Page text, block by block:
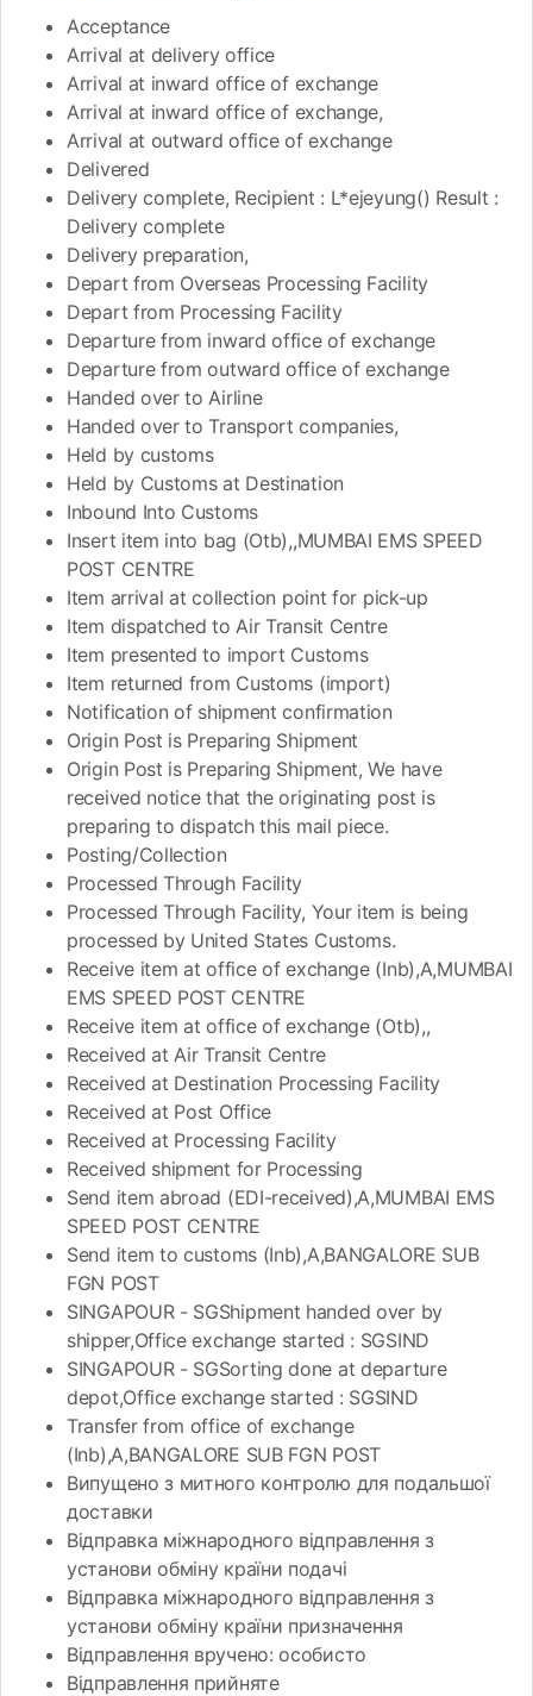
Acceptance
Arrival at delivery office
Arrival at inward office of exchange
Arrival at inward office of exchange,
Arrival at outward office of exchange
Delivered
Delivery complete, Recipient : L*ejeyung() Result :
Delivery complete
Delivery preparation,
Depart from Overseas Processing Facility
Depart from Processing Facility
Departure from inward office of exchange
Departure from outward office of exchange
Handed over to Airline
Handed over to Transport companies,
Held by customs
Held by Customs at Destination
Inbound Into Customs
Insert item into bag (Otb),,MUMBAI EMS SPEED
POST CENTRE
Item arrival at collection point for pick-up
Item dispatched to Air Transit Centre
Item presented to import Customs
Item returned from Customs (import)
Notification of shipment confirmation
Origin Post is Preparing Shipment
Origin Post is Preparing Shipment, We have
received notice that the originating post is
preparing to dispatch this mail piece.
Posting/Collection
Processed Through Facility
Processed Through Facility, Your item is being
processed by United States Customs.
Receive item at office of exchange (Inb),A,MUMBAI
EMS SPEED POST CENTRE
Receive item at office of exchange (Otb),,
Received at Air Transit Centre
Received at Destination Processing Facility
Received at Post Office
Received at Processing Facility
Received shipment for Processing
Send item abroad (EDI-received),A,MUMBAI EMS
SPEED POST CENTRE
Send item to customs (Inb),A,BANGALORE SUB
FGN POST
SINGAPOUR - SGShipment handed over by
shipper,Office exchange started : SGSIND
SINGAPOUR - SGSorting done at departure
depot,Office exchange started : SGSIND
Transfer from office of exchange
(Inb),A,BANGALORE SUB FGN POST
Випущено з митного контролю для подальшої
доставки
Відправка міжнародного відправлення з
установи обміну країни подачі
Відправка міжнародного відправлення з
установи обміну країни призначення
Відправлення вручено: особисто
Відправлення прийняте